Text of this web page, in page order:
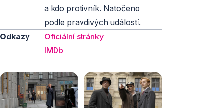
a kdo protivník. Natočeno
podle pravdivých událostí.
Odkazy
Oficiální stránky
IMDb